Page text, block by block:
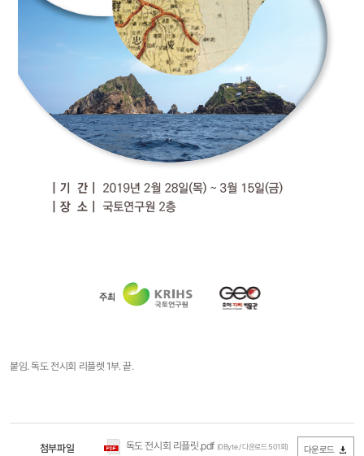
붙임. 독도 전시회 리플렛 1부. 끝.
첨부파일 독도 전시회 리플릿.pdf (0Byte / 다운로드 501회) 다운로드